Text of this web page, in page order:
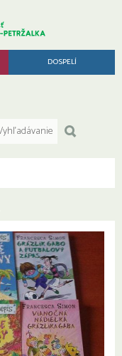
DOSPELÍ